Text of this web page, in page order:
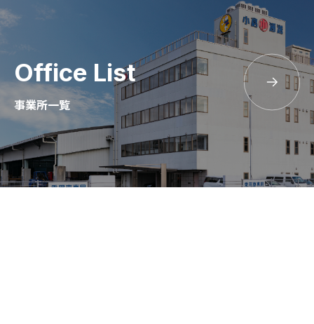
Office List
事業所一覧